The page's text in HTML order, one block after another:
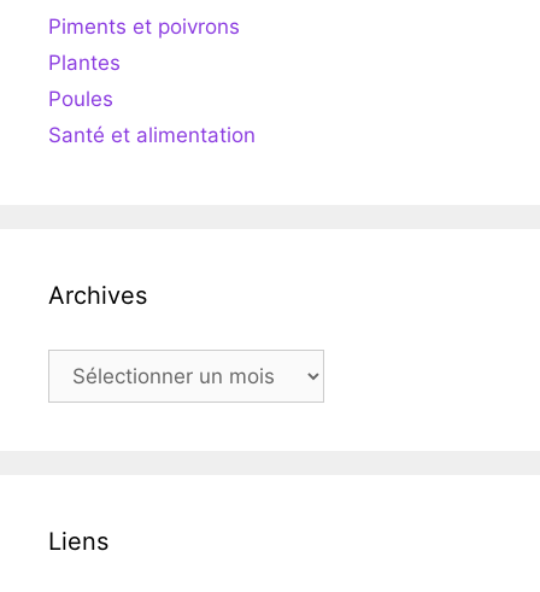
Piments et poivrons
Plantes
Poules
Santé et alimentation
Archives
Archives
Liens